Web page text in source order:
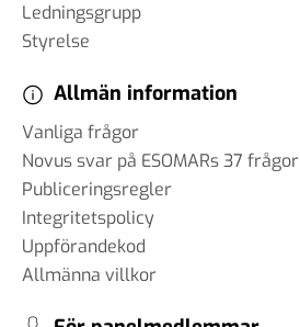
Ledningsgrupp
Styrelse
Allmän information
Vanliga frågor
Novus svar på ESOMARs 37 frågor
Publiceringsregler
Integritetspolicy
Uppförandekod
Allmänna villkor